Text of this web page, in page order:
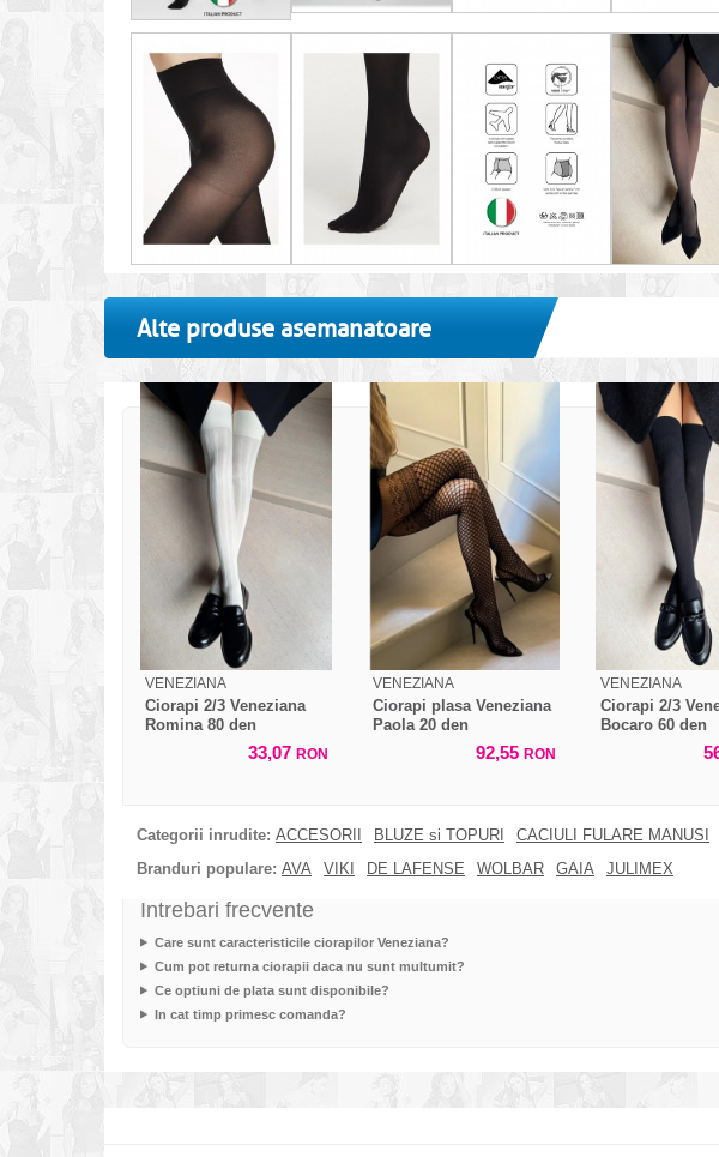
Alte produse asemanatoare
VENEZIANA
Ciorapi 2/3 Veneziana
Romina 80 den
33,07 RON
VENEZIANA
Ciorapi plasa Veneziana
Paola 20 den
92,55 RON
VENEZIANA
Ciorapi 2/3
Bocaro 60 den
Categorii inrudite: ACCESORII BLUZE si TOPURI CACIULI FULARE MANUSI
Branduri populare: AVA VIKI DE LAFENSE WOLBAR GAIA JULIMEX
Intrebari frecvente
Care sunt caracteristicile ciorapilor Veneziana?
Cum pot returna ciorapii daca nu sunt multumit?
Ce optiuni de plata sunt disponibile?
In cat timp primesc comanda?